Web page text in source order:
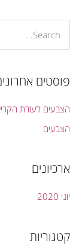
e
r
c
r
:
פוסטים
הצבעים לעזרת
הצבעים
ארכיונים
יוני 2020
קטגוריות